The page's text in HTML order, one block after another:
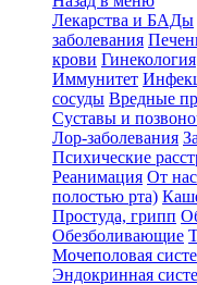
Лекарства и БАДы
заболевания
крови Гинекология
Иммунитет
сосуды Вредные
Суставы и
Лор-заболевания
Психические
Реанимация От
полостью рта)
Простуда, грипп
Обезболивающие
Мочеполовая
Эндокринная